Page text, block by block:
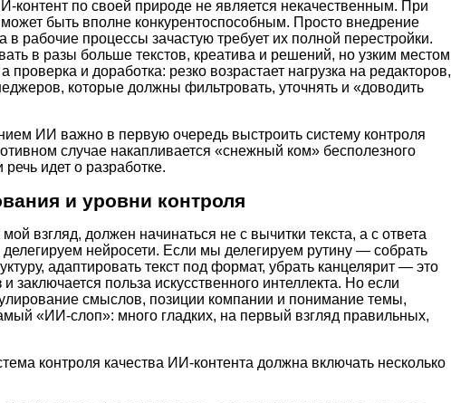
контент по своей природе не является некачественным. При
быть вполне конкурентоспособным. Просто внедрение
в рабочие процессы зачастую требует их полной перестройки.
в разы больше текстов, креатива и решений, но узким местом
проверка и доработка: резко возрастает нагрузка на редакторов,
которые должны фильтровать, уточнять и «доводить
ИИ важно в первую очередь выстроить систему контроля
случае накапливается «снежный ком» бесполезного
идет о разработке.
и уровни контроля
взгляд, должен начинаться не с вычитки текста, а с ответа
нейросети. Если мы делегируем рутину — собрать
адаптировать текст под формат, убрать канцелярит — это
заключается польза искусственного интеллекта. Но если
смыслов, позиции компании и понимание темы,
«ИИ-слоп»: много гладких, на первый взгляд правильных,
контроля качества ИИ-контента должна включать несколько